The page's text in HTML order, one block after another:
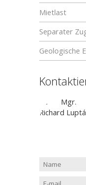
Mietlast
Separater
Geologische